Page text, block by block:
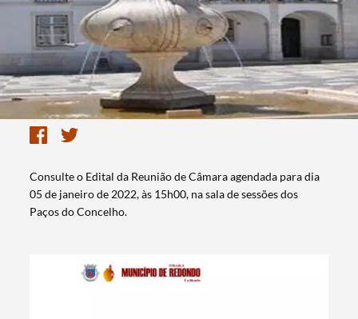
Consulte o Edital da Reunião de Câmara agendada para dia
05 de janeiro de 2022, às 15h00, na sala de sessões dos
Paços do Concelho.